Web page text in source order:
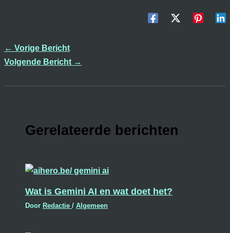
← Vorige Bericht
Volgende Bericht →
Gerelateerde berichten
Wat is Gemini AI en wat doet het?
Door Redactie/Algemeen